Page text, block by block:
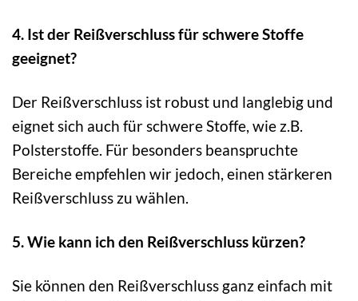
4. Ist der Reißverschluss für schwere Stoffe
geeignet?
Der Reißverschluss ist robust und langlebig und
eignet sich auch für schwere Stoffe, wie z.B.
Polsterstoffe. Für besonders beanspruchte
Bereiche empfehlen wir jedoch, einen stärkeren
Reißverschluss zu wählen.
5. Wie kann ich den Reißverschluss kürzen?
Sie können den Reißverschluss ganz einfach mit